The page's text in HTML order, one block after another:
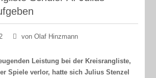
von Olaf Hinzmann
Leistung bei der Kreisrangliste,
Spiele verlor, hatte sich Julius Stenzel